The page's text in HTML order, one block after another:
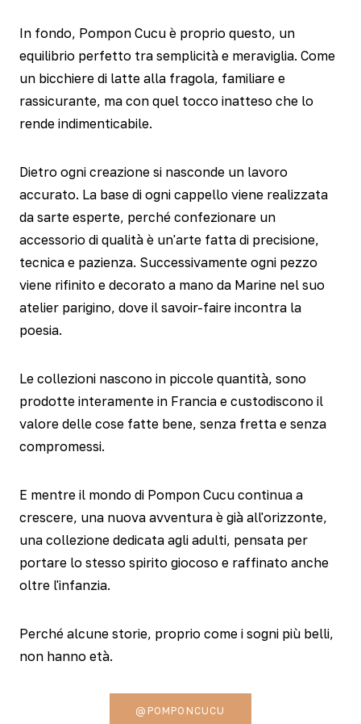
In fondo, Pompon Cucu è proprio questo, un
equilibrio perfetto tra semplicità e meraviglia. Come
un bicchiere di latte alla fragola, familiare e
rassicurante, ma con quel tocco inatteso che lo
rende indimenticabile.
Dietro ogni creazione si nasconde un lavoro
accurato. La base di ogni cappello viene realizzata
da sarte esperte, perché confezionare un
accessorio di qualità è un'arte fatta di precisione,
tecnica e pazienza. Successivamente ogni pezzo
viene rifinito e decorato a mano da Marine nel suo
atelier parigino, dove il savoir-faire incontra la
poesia.
Le collezioni nascono in piccole quantità, sono
prodotte interamente in Francia e custodiscono il
valore delle cose fatte bene, senza fretta e senza
compromessi.
E mentre il mondo di Pompon Cucu continua a
crescere, una nuova avventura è già all'orizzonte,
una collezione dedicata agli adulti, pensata per
portare lo stesso spirito giocoso e raffinato anche
oltre l'infanzia.
Perché alcune storie, proprio come i sogni più belli,
non hanno età.
@POMPONCUCU